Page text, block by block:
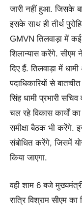
जारी नहीं हुआ. जिसके
इसके साथ ही तीर्थ
GMVN तिलवाड़ा में
शिलान्यास करेंगे. सीएम
दिए हैं. तिलवाड़ा में
पदाधिकारियों से
सिंह धामी प्रभारी
चल रहे विकास कार्यों
समीक्षा बैठक भी करेंगे.
संबोधित करेंगे, जिसमें
किया जाएगा.
वही शाम 6 बजे
रात्रि विश्राम सीएम